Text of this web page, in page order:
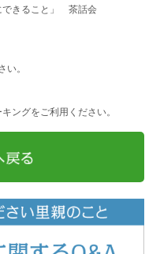
きること」 茶話会
。
ングをご利用ください。